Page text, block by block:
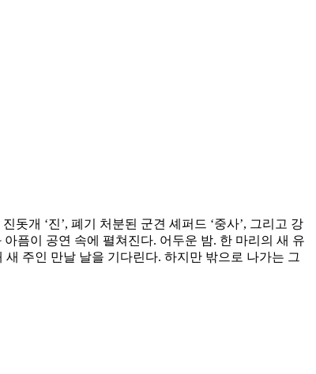
개 ‘진’, 폐기 처분된 군견 셰퍼드 ‘중사’, 그리고 강
픔이 공연 속에 펼쳐진다. 어두운 밤. 한 마리의 새 유
주인 만날 날을 기다린다. 하지만 밖으로 나가는 그